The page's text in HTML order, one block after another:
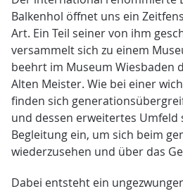
Balkenhol öffnet uns ein
Art. Ein Teil seiner von ihm
versammelt sich zu einem
beehrt im Museum Wiesbaden
Alten Meister. Wie bei einer
finden sich
und dessen erweitertes
Begleitung ein, um sich beim
wiederzusehen und über das
Dabei entsteht ein